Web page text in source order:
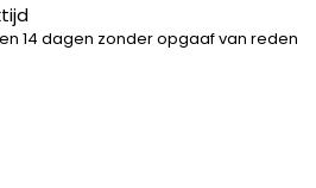
14 dagen zonder opgaaf van reden